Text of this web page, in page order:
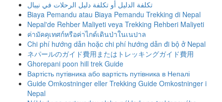
Biaya Pemandu atau Biaya Pemandu Trekking di Nepal
Nepal'de Rehber Maliyeti veya Trekking Rehberi Maliyeti
ค่ามัคคุเทศก์หรือค่าไกด์เดินป่าในเนปาล
Chi phí hướng dẫn hoặc chi phí hướng dẫn đi bộ ở Nepal
ネパールのガイド費用またはトレッキングガイド費用
Ghorepani poon hill trek Guide
Вартість путівника або вартість путівника в Непалі
Guide Omkostninger eller Trekking Guide Omkostninger i
Nepal